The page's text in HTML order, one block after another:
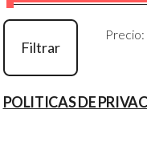
Filtrar
Precio:
POLITICAS DE